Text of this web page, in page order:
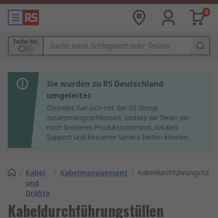
0
Teile-Nr.
Sie wurden zu RS Deutschland
umgeleitet
Distrelec hat sich mit der RS Group
zusammengeschlossen, sodass wir Ihnen ein
noch breiteres Produktsortiment, lokalen
Support und besseren Service bieten können.
/ Kabel
und
Drähte
/ Kabelmanagement / Kabeldurchführungstüllen
Kabeldurchführungstüllen